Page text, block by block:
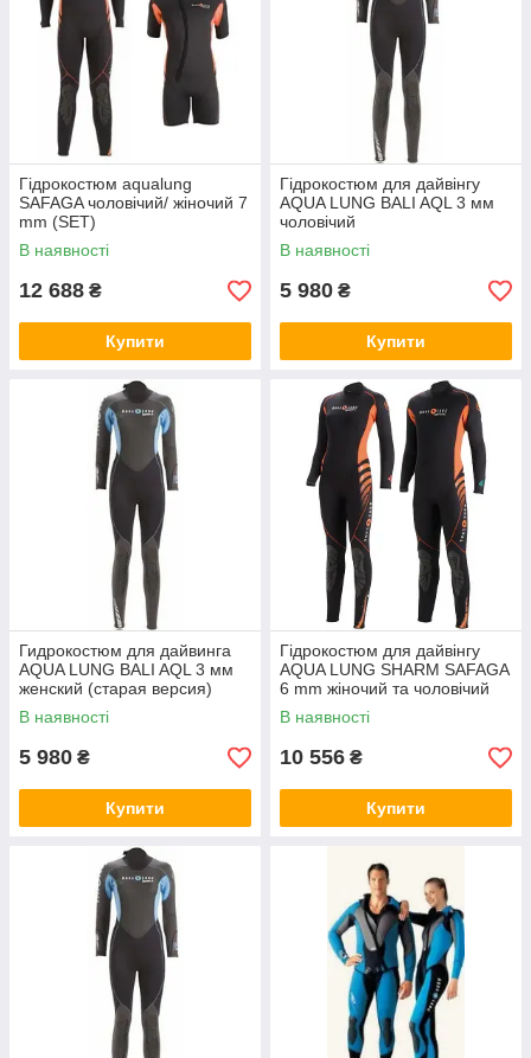
Гідрокостюм aqualung
SAFAGA чоловічий/ жіночий 7
mm (SET)
В наявності
12 688 ₴
Купити
Гідрокостюм для дайвінгу
AQUA LUNG BALI AQL 3 мм
чоловічий
В наявності
5 980 ₴
Купити
Гидрокостюм для дайвинга
AQUA LUNG BALI AQL 3 мм
женский (старая версия)
В наявності
5 980 ₴
Купити
Гідрокостюм для дайвінгу
AQUA LUNG SHARM SAFAGA
6 mm жіночий та чоловічий
В наявності
10 556 ₴
Купити